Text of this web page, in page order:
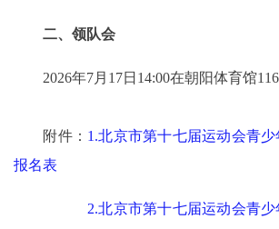
二、领队会
2026年7月17日14:00在朝阳体育馆116
附件： 1.北京市第十七届运动会青
报名表
2.北京市第十七届运动会青